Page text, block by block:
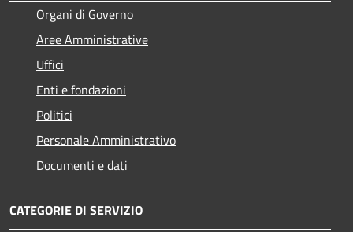
Organi di Governo
Aree Amministrative
Uffici
Enti e fondazioni
Politici
Personale Amministrativo
Documenti e dati
CATEGORIE DI SERVIZIO